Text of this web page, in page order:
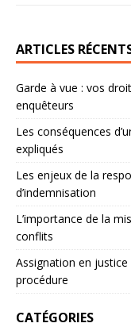
ARTICLES
Garde à vue : vos
enquêteurs
Les conséquences
expliqués
Les enjeux de la
d’indemnisation
L’importance de la
conflits
Assignation en
procédure
CATÉGORIES